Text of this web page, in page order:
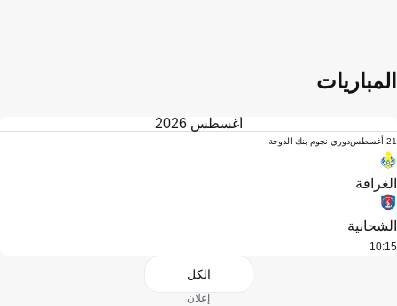
المباريات
أغسطس 2026
21 أغسطس دوري نجوم بنك الدوحة
الغرافة
الشحانية
10:15
الكل
إعلان